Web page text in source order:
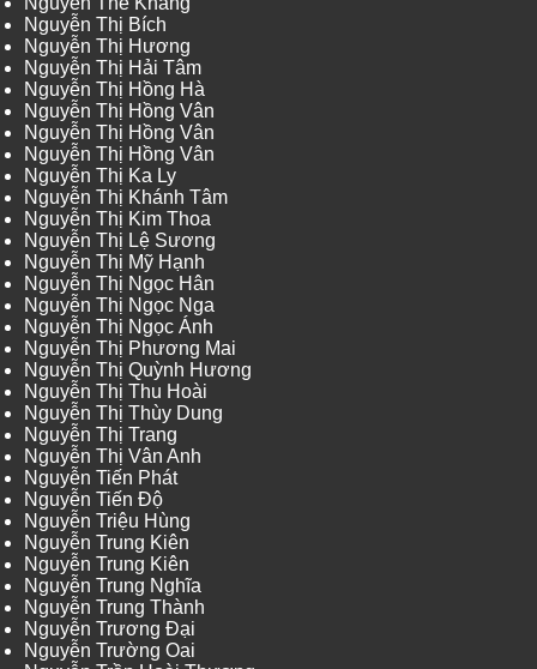
Nguyễn Thị Bích
Nguyễn Thị Hương
Nguyễn Thị Hải Tâm
Nguyễn Thị Hồng Hà
Nguyễn Thị Hồng Vân
Nguyễn Thị Hồng Vân
Nguyễn Thị Hồng Vân
Nguyễn Thị Ka Ly
Nguyễn Thị Khánh Tâm
Nguyễn Thị Kim Thoa
Nguyễn Thị Lệ Sương
Nguyễn Thị Mỹ Hạnh
Nguyễn Thị Ngọc Hân
Nguyễn Thị Ngọc Nga
Nguyễn Thị Ngọc Ánh
Nguyễn Thị Phương Mai
Nguyễn Thị Quỳnh Hương
Nguyễn Thị Thu Hoài
Nguyễn Thị Thùy Dung
Nguyễn Thị Trang
Nguyễn Thị Vân Anh
Nguyễn Tiến Phát
Nguyễn Tiến Độ
Nguyễn Triệu Hùng
Nguyễn Trung Kiên
Nguyễn Trung Kiên
Nguyễn Trung Nghĩa
Nguyễn Trung Thành
Nguyễn Trương Đại
Nguyễn Trường Oai